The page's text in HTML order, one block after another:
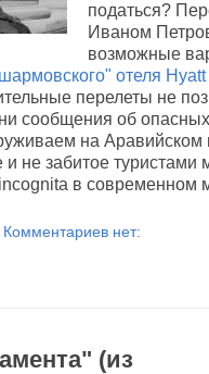
податься?
Иваном
возможные
отеля Hyatt
перелеты не
сообщения об
на Аравийском
и не забитое туристами
в современном
Комментариев нет:
(из